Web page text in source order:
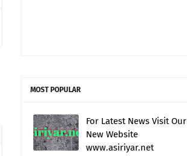
MOST POPULAR
For Latest News Visit Our
New Website
www.asiriyar.net